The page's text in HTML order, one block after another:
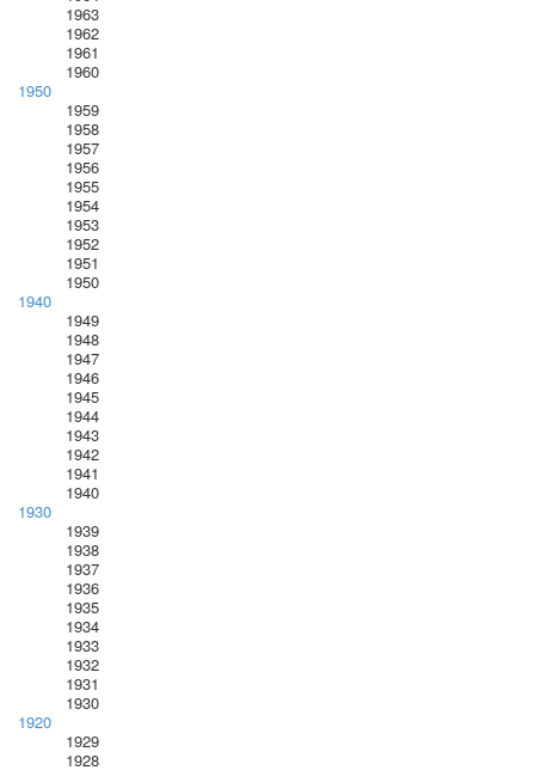
1963
1962
1961
1960
1950
1959
1958
1957
1956
1955
1954
1953
1952
1951
1950
1940
1949
1948
1947
1946
1945
1944
1943
1942
1941
1940
1930
1939
1938
1937
1936
1935
1934
1933
1932
1931
1930
1920
1929
1928